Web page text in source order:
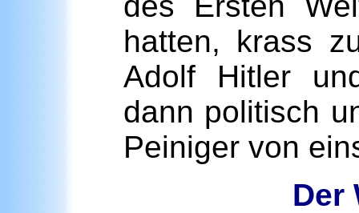
hatten, krass
Adolf Hitler
dann politisch
Peiniger von
Der